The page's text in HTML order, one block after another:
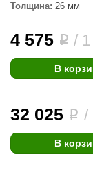
Толщина: 26 мм
4 575 i /
В
32 025 i /
В